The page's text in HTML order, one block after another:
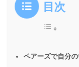
目次
ペアーズで自分